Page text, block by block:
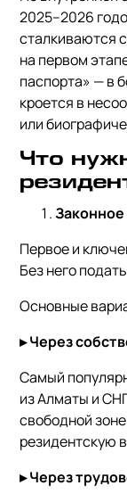
2025–2026
сталкиваются
на первом
паспорта» — в
кроется в
или
Что
Законное
Первое и
Без него
Основные
▸Через
Самый
из Алматы и
свободной
резидентскую
▸Через